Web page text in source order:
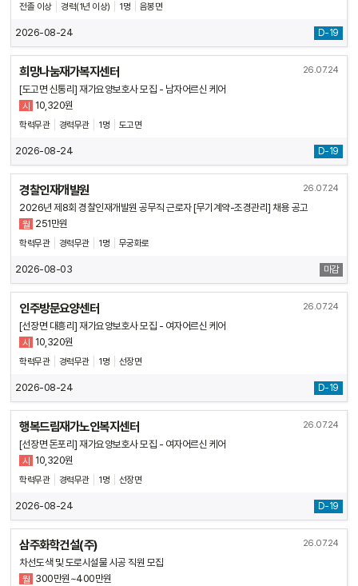
전졸 이상 경력(1년 이상) 1명 음봉면
2026-08-24 D-19
희망나눔재가복지센터
[도고면 신통리] 재가요양보호사 모집 - 남자어르신 케어
시 10,320원
학력무관 경력무관 1명 도고면
26.07.24
2026-08-24 D-19
경찰인재개발원
2026년 제8회 경찰인재개발원 공무직 근로자 [무기계약-조경관리] 채용 공고
월 251만원
학력무관 경력무관 1명 무궁화로
26.07.24
2026-08-03 마감
인주방문요양센터
[선장면 대흥리] 재가요양보호사 모집 - 여자어르신 케어
시 10,320원
학력무관 경력무관 1명 선장면
26.07.24
2026-08-24 D-19
행복드림재가노인복지센터
[선장면 돈포리] 재가요양보호사 모집 - 여자어르신 케어
시 10,320원
학력무관 경력무관 1명 선장면
26.07.24
2026-08-24 D-19
삼주화학건설(주)
차선도색 및 도로시설물 시공 직원 모집
월 300만원~400만원
26.07.24